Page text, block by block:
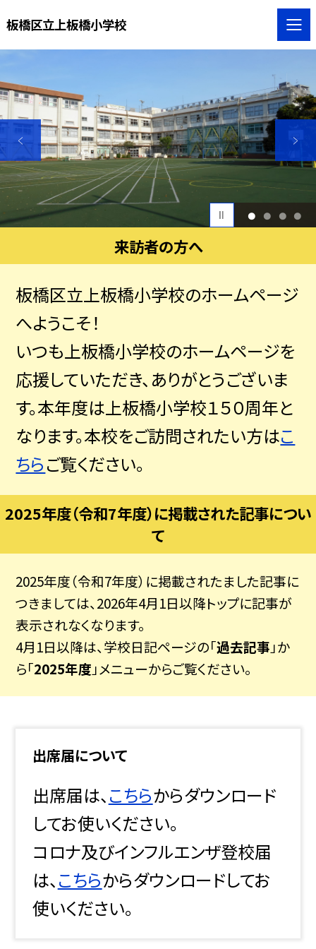
板橋区立上板橋小学校
1 2 3 4
来訪者の方へ
板橋区立上板橋小学校のホームページ
へようこそ！
いつも上板橋小学校のホームページを
応援していただき、ありがとうございま
す。本年度は上板橋小学校１５０周年と
なります。本校をご訪問されたい方はこ
ちらご覧ください。
2025年度（令和7年度）に掲載された記事につい
て
2025年度（令和7年度）に掲載されたました記事に
つきましては、2026年4月1日以降トップに記事が
表示されなくなります。
4月1日以降は、学校日記ページの「過去記事 」か
ら「2025年度 」メニューからご覧ください。
出席届について
出席届は、 こちらからダウンロード
してお使いください。
コロナ及びインフルエンザ登校届
は、 こちらからダウンロードしてお
使いください。